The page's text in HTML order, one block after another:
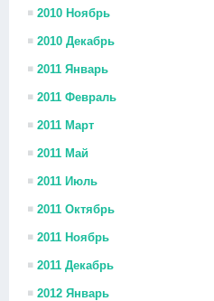
2010 Ноябрь
2010 Декабрь
2011 Январь
2011 Февраль
2011 Март
2011 Май
2011 Июль
2011 Октябрь
2011 Ноябрь
2011 Декабрь
2012 Январь